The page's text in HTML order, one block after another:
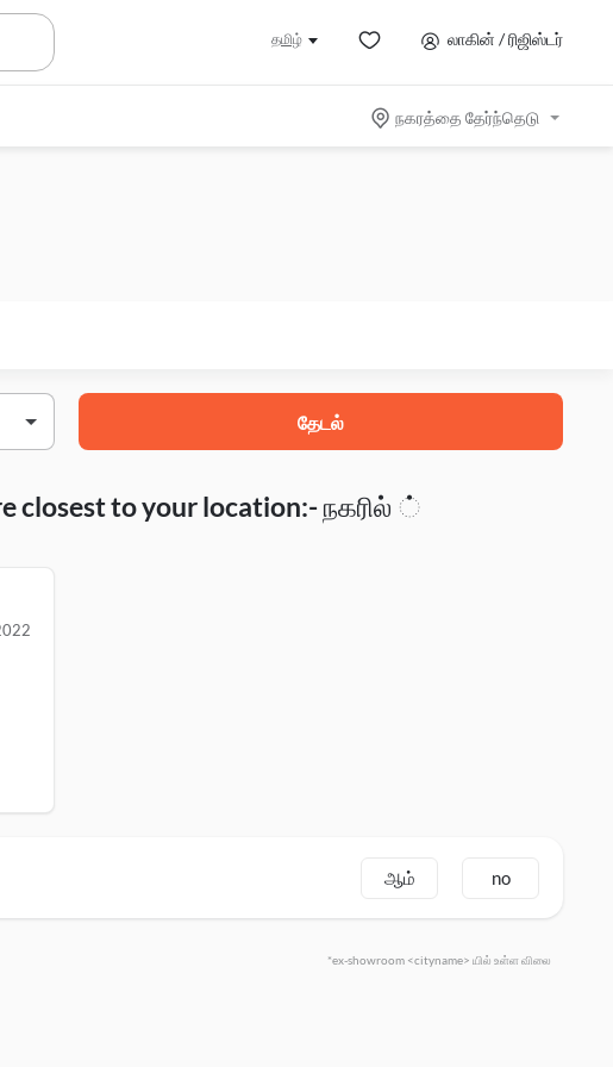
தமிழ் லாகின் / ரிஜிஸ்டர்
நகரத்தை தேர்ந்தெடு
தேடல்
closest to your location:- நகரில்
ஆம் no
*ex-showroom <cityname> யில் உள்ள விலை